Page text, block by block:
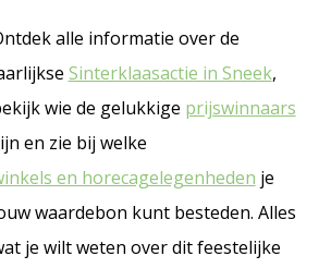
alle informatie over de
Sinterklaasactie in Sneek,
wie de gelukkige prijswinnaars
en zie bij welke
en horecagelegenheden je
waardebon kunt besteden. Alles
je wilt weten over dit feestelijke